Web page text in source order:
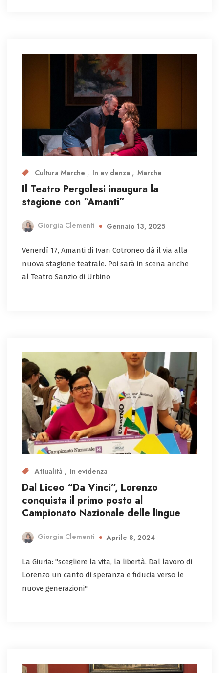
Cultura Marche In evidenza Marche
Il Teatro Pergolesi inaugura la
stagione con “Amanti”
Giorgia Clementi Gennaio 13, 2025
Venerdì 17, Amanti di Ivan Cotroneo dà il via alla
nuova stagione teatrale. Poi sarà in scena anche
al Teatro Sanzio di Urbino
Attualità In evidenza
Dal Liceo “Da Vinci”, Lorenzo
conquista il primo posto al
Campionato Nazionale delle lingue
Giorgia Clementi Aprile 8, 2024
La Giuria: "scegliere la vita, la libertà. Dal lavoro di
Lorenzo un canto di speranza e fiducia verso le
nuove generazioni"